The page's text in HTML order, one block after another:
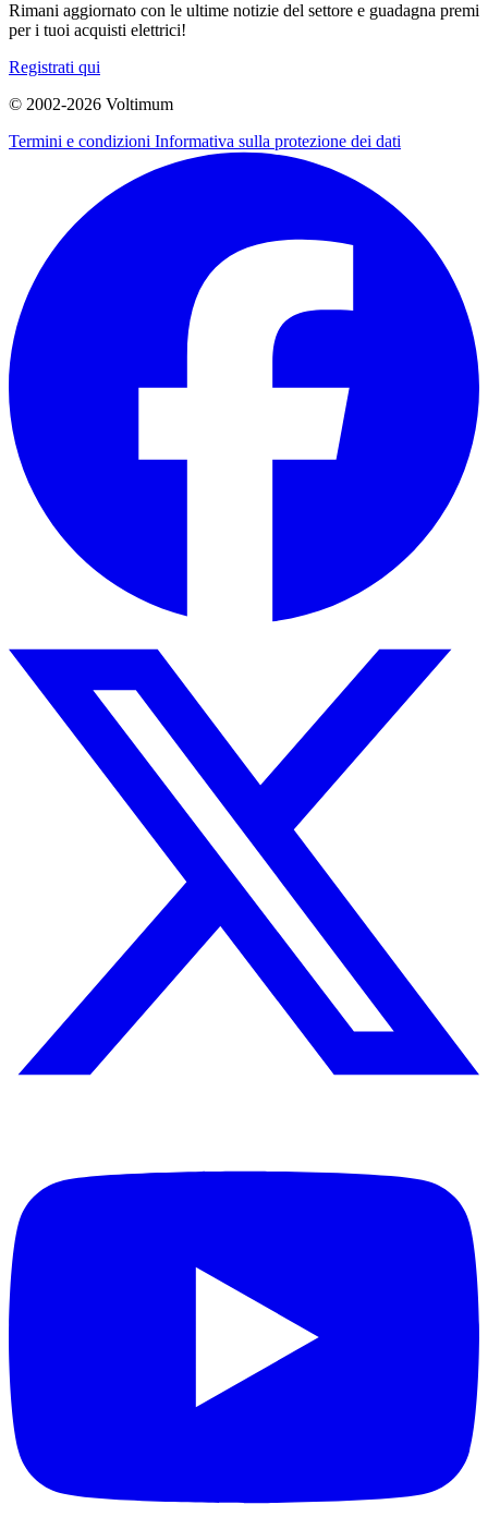
Rimani aggiornato con le ultime notizie del settore e guadagna premi
per i tuoi acquisti elettrici!
Registrati qui
© 2002-2026 Voltimum
Termini e condizioni Informativa sulla protezione dei dati